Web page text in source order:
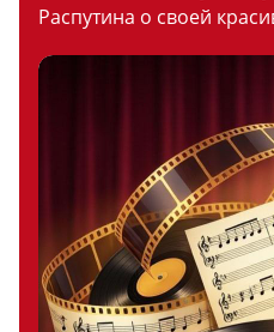
Распутина о своей